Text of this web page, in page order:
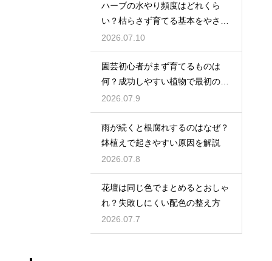
ハーブの水やり頻度はどれくら
い？枯らさず育てる基本をやさし
く紹介
2026.07.10
園芸初心者がまず育てるものは
何？成功しやすい植物で最初の一
歩を踏み出そう
2026.07.9
雨が続くと根腐れするのはなぜ？
鉢植えで起きやすい原因を解説
2026.07.8
花壇は同じ色でまとめるとおしゃ
れ？失敗しにくい配色の整え方
2026.07.7